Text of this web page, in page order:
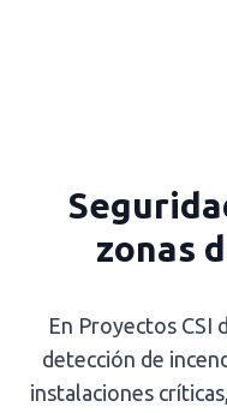
zonas
En Proyectos CSI
detección de
instalaciones